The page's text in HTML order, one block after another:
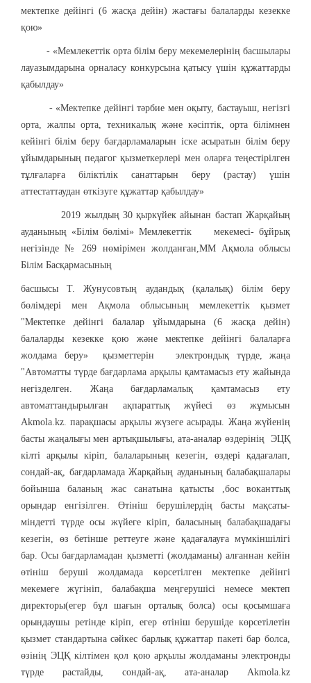
мектепке дейінгі (6 жасқа дейін) жастағы балаларды кезекке
қою»
- «Мемлекеттік орта білім беру мекемелерінің басшылары
лауазымдарына орналасу конкурсына қатысу үшін құжаттарды
қабылдау»
- «Мектепке дейінгі тәрбие мен оқыту, бастауыш, негізгі
орта, жалпы орта, техникалық және кәсіптік, орта білімнен
кейінгі білім беру бағдарламаларын іске асыратын білім беру
ұйымдарының педагог қызметкерлері мен оларға теңестірілген
тұлғаларға біліктілік санаттарын беру (растау) үшін
аттестаттаудан өткізуге құжаттар қабылдау»
2019 жылдың 30 қыркүйек айынан бастап Жарқайың
ауданының «Білім бөлімі» Мемлекеттік мекемесі- бұйрық
негізінде № 269 нөмірімен жолданған,ММ Ақмола облысы
Білім Басқармасының
басшысы Т. Жунусовтың аудандық (қалалық) білім беру
бөлімдері мен Ақмола облысының мемлекеттік қызмет
"Мектепке дейінгі балалар ұйымдарына (6 жасқа дейін)
балаларды кезекке қою және мектепке дейінгі балаларға
жолдама беру» қызметтерін электрондық түрде, жаңа
"Автоматты түрде бағдарлама арқылы қамтамасыз ету жайында
негізделген. Жаңа бағдарламалық қамтамасыз ету
автоматтандырылған ақпараттық жүйесі өз жұмысын
Akmola.kz. парақшасы арқылы жүзеге асырады. Жаңа жүйенің
басты жаңалығы мен артықшылығы, ата-аналар өздерінің ЭЦҚ
кілті арқылы кіріп, балаларының кезегін, өздері қадағалап,
сондай-ақ, бағдарламада Жарқайың ауданының балабақшалары
бойынша баланың жас санатына қатысты ,бос воканттық
орындар енгізілген. Өтініш берушілердің басты мақсаты-
міндетті түрде осы жүйеге кіріп, баласының балабақшадағы
кезегін, өз бетінше реттеуге және қадағалауға мүмкіншілігі
бар. Осы бағдарламадан қызметті (жолдаманы) алғаннан кейін
өтініш беруші жолдамада көрсетілген мектепке дейінгі
мекемеге жүгініп, балабақша меңгерушісі немесе мектеп
директоры(егер бұл шағын орталық болса) осы қосымшаға
орындаушы ретінде кіріп, егер өтініш берушіде көрсетілетін
қызмет стандартына сәйкес барлық құжаттар пакеті бар болса,
өзінің ЭЦҚ кілтімен қол қою арқылы жолдаманы электронды
түрде растайды, сондай-ақ, ата-аналар Akmola.kz